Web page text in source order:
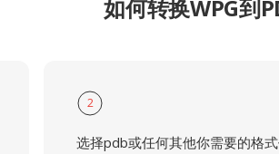
如何转换WPG到
2
选择pdb或任何其他你需要的格